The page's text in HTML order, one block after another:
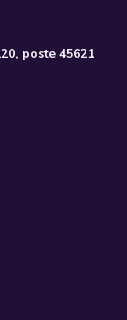
, poste 45621